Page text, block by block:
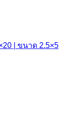
| ขนาด 2.5×5